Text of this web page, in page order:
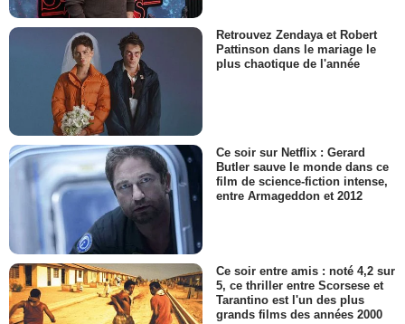
Retrouvez Zendaya et Robert
Pattinson dans le mariage le
plus chaotique de l'année
Ce soir sur Netflix : Gerard
Butler sauve le monde dans ce
film de science-fiction intense,
entre Armageddon et 2012
Ce soir entre amis : noté 4,2 sur
5, ce thriller entre Scorsese et
Tarantino est l'un des plus
grands films des années 2000